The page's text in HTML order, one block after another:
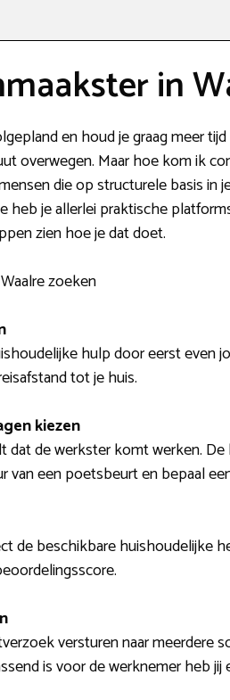
in
en houd je graag meer
overwegen. Maar hoe kom ik
die op structurele basis
heb je allerlei praktische
zien hoe je dat doet.
zoeken
hulp door eerst even
tot je huis.
kiezen
dat de werkster komt werken.
van een poetsbeurt en bepaal
de beschikbare huishoudelijke
versturen naar meerdere
is voor de werknemer heb